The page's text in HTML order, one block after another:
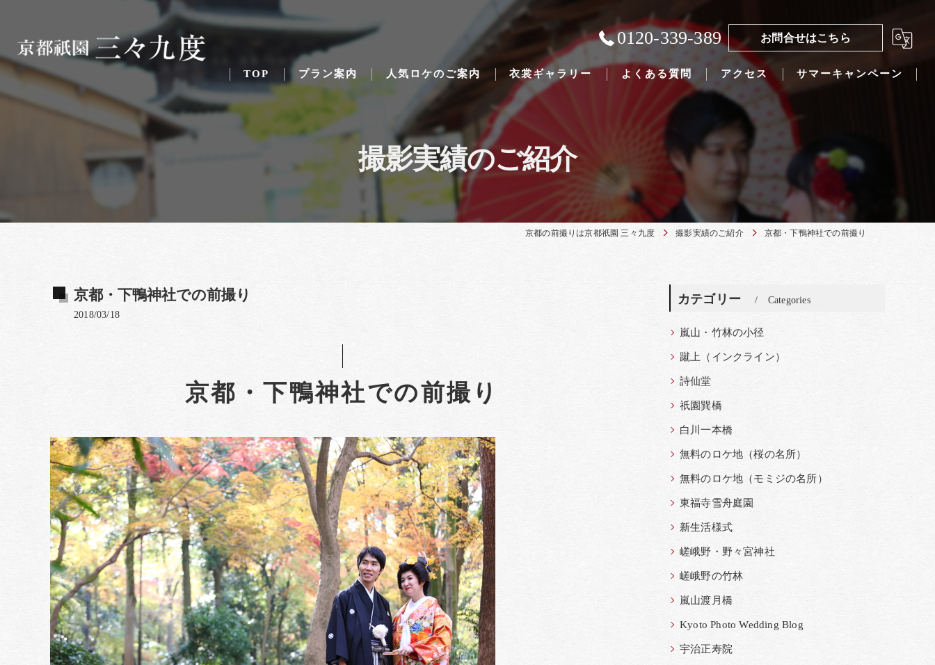
0120-339-389 お問合せはこちら
TOP プラン案内
Traditional Japanese weddings
人気ロケのご案内 衣裳ギャラリー よくある質問 アクセス サマーキャンペーン
撮影実績のご紹介
京都の前撮りは京都祇園 三々九度 撮影実績のご紹介 京都・下鴨神社での前撮り
京都・下鴨神社での前撮り
2018/03/18
京都・下鴨神社での前撮り
カテゴリー Categories
嵐山・竹林の小径
蹴上（インクライン）
詩仙堂
祇園巽橋
白川一本橋
無料のロケ地（桜の名所）
無料のロケ地（モミジの名所）
東福寺雪舟庭園
新生活様式
嵯峨野・野々宮神社
嵯峨野の竹林
嵐山渡月橋
Kyoto Photo Wedding Blog
宇治正寿院